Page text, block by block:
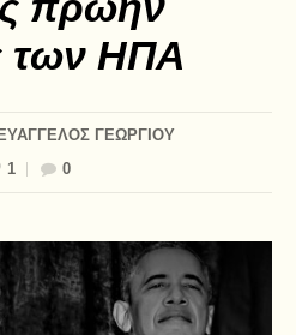
των ΗΠΑ
ΕΥΑΓΓΕΛΟΣ ΓΕΩΡΓΙΟΥ
1
0